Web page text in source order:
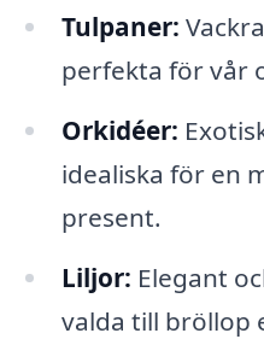
Tulpaner:
perfekta för vår
Orkidéer:
idealiska för en
present.
Liljor: Elegant
valda till bröllop